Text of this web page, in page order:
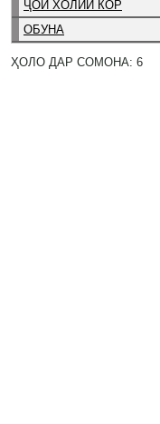
ҶОИ ХОЛИИ КОР
ОБУНА
ҲОЛО ДАР СОМОНА: 6